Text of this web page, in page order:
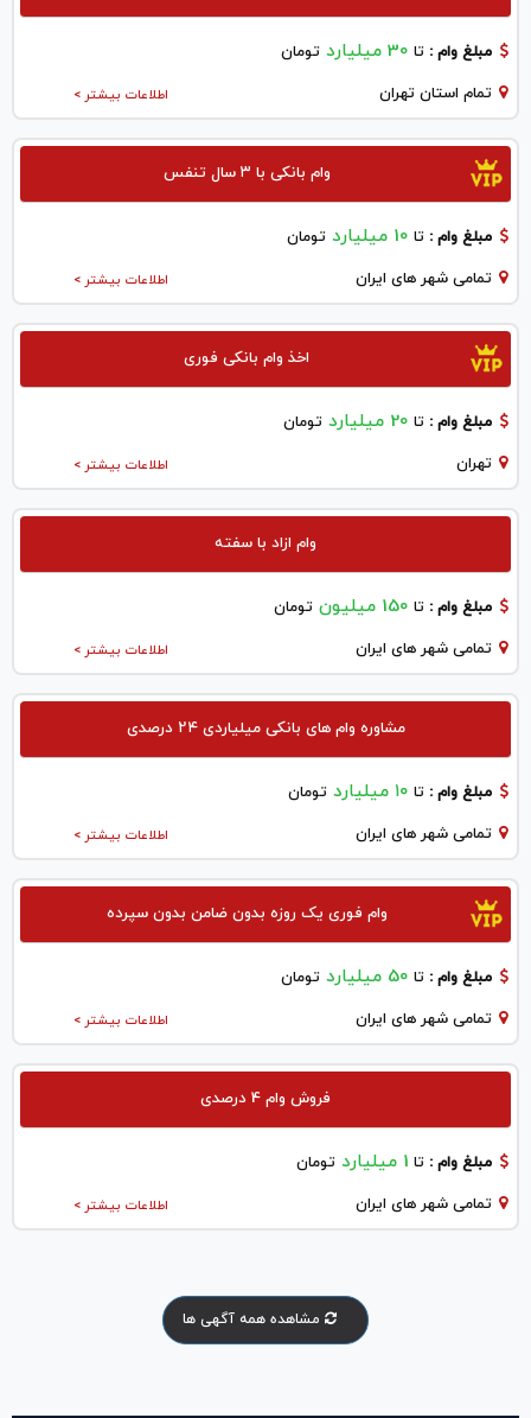
مبلغ وام : تا 30 میلیارد تومان
اطلاعات بیشتر > تمام استان تهران
وام بانکی با ۳ سال تنفس
مبلغ وام : تا 10 میلیارد تومان
اطلاعات بیشتر > تمامی شهر های ایران
اخذ وام بانکی فوری
مبلغ وام : تا 20 میلیارد تومان
اطلاعات بیشتر > تهران
وام ازاد با سفته
مبلغ وام : تا 150 میلیون تومان
اطلاعات بیشتر > تمامی شهر های ایران
مشاوره وام های بانکی میلیاردی ۲۴ درصدی
مبلغ وام : تا ۱۰ میلیارد تومان
اطلاعات بیشتر > تمامی شهر های ایران
وام فوری یک روزه بدون ضامن بدون سپرده
مبلغ وام : تا 50 میلیارد تومان
اطلاعات بیشتر > تمامی شهر های ایران
فروش وام 4 درصدی
مبلغ وام : تا 1 میلیارد تومان
اطلاعات بیشتر > تمامی شهر های ایران
مشاهده همه آگهی ها